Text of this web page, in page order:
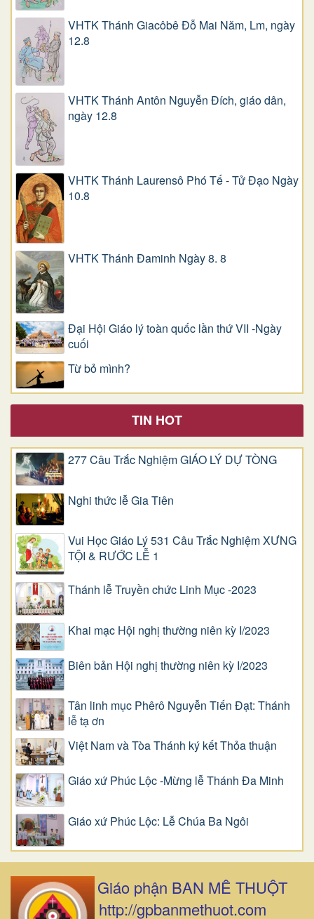
VHTK Thánh Giacôbê Ðỗ Mai Năm, Lm, ngày
12.8
VHTK Thánh Antôn Nguyễn Ðích, giáo dân,
ngày 12.8
VHTK Thánh Laurensô Phó Tế - Tử Đạo Ngày
10.8
VHTK Thánh Đaminh Ngày 8. 8
Đại Hội Giáo lý toàn quốc lần thứ VII -Ngày
cuối
Từ bỏ mình?
TIN HOT
277 Câu Trắc Nghiệm GIÁO LÝ DỰ TÒNG
Nghi thức lễ Gia Tiên
Vui Học Giáo Lý 531 Câu Trắc Nghiệm XƯNG
TỘI & RƯỚC LỄ 1
Thánh lễ Truyền chức Linh Mục -2023
Khai mạc Hội nghị thường niên kỳ I/2023
Biên bản Hội nghị thường niên kỳ I/2023
Tân linh mục Phêrô Nguyễn Tiến Đạt: Thánh
lễ tạ ơn
Việt Nam và Tòa Thánh ký kết Thỏa thuận
Giáo xứ Phúc Lộc -Mừng lễ Thánh Đa Minh
Giáo xứ Phúc Lộc: Lễ Chúa Ba Ngôi
Giáo phận BAN MÊ THUỘT
http://gpbanmethuot.com